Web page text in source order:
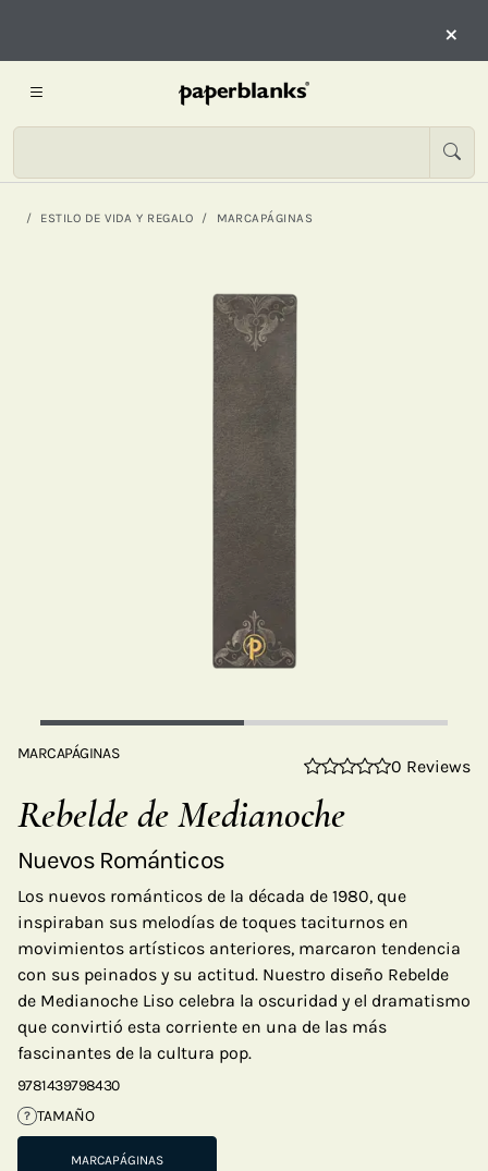
×
ESTILO DE VIDA Y REGALO MARCAPÁGINAS
MARCAPÁGINAS
0 Reviews
Rebelde de Medianoche
Nuevos Románticos
Los nuevos románticos de la década de 1980, que
inspiraban sus melodías de toques taciturnos en
movimientos artísticos anteriores, marcaron tendencia
con sus peinados y su actitud. Nuestro diseño Rebelde
de Medianoche Liso celebra la oscuridad y el dramatismo
que convirtió esta corriente en una de las más
fascinantes de la cultura pop.
9781439798430
? TAMAÑO
MARCAPÁGINAS